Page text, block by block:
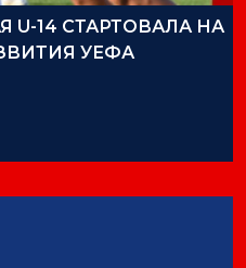
14 СТАРТОВАЛА НА
УЕФА